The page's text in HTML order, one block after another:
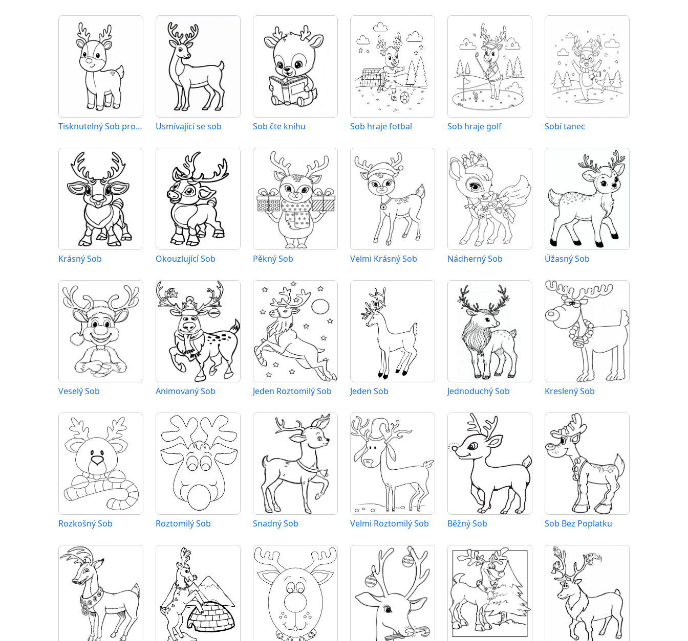
Tisknutelný Sob pro Děti Usmívající se sob Sob čte knihu Sob hraje fotbal Sob hraje golf Sobí tanec
Krásný Sob Okouzlující Sob Pěkný Sob Velmi Krásný Sob Nádherný Sob Úžasný Sob
Veselý Sob Animovaný Sob Jeden Roztomilý Sob Jeden Sob Jednoduchý Sob Kreslený Sob
Rozkošný Sob Roztomilý Sob Snadný Sob Velmi Roztomilý Sob Běžný Sob Sob Bez Poplatku